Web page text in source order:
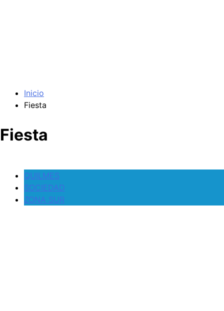
Inicio
Fiesta
Fiesta
QUILMES
SOCIEDAD
ZONA SUR